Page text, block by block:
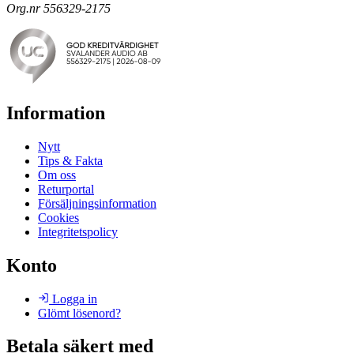
Org.nr 556329-2175
Information
Nytt
Tips & Fakta
Om oss
Returportal
Försäljningsinformation
Cookies
Integritetspolicy
Konto
Logga in
Glömt lösenord?
Betala säkert med